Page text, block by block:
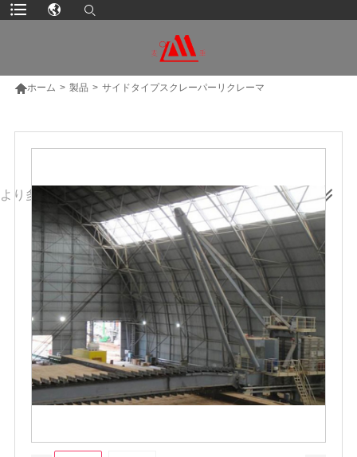
ホーム > 製品 > サイドタイプスクレーパーリクレーマ
より多くの製品